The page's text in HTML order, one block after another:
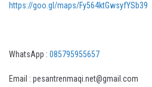
https://goo.gl/maps/Fy564ktGwsyfYSb39
WhatsApp :085795955657
Email : pesantrenmaqi.net@gmail.com